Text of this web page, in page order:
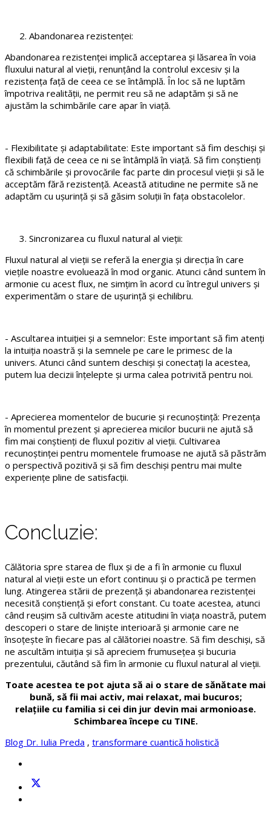
Abandonarea rezistenței:
Abandonarea rezistenței implică acceptarea și lăsarea în voia
fluxului natural al vieții, renunțând la controlul excesiv și la
rezistența față de ceea ce se întâmplă. În loc să ne luptăm
împotriva realității, ne permit reu să ne adaptăm și să ne
ajustăm la schimbările care apar în viață.
- Flexibilitate și adaptabilitate: Este important să fim deschiși și
flexibili față de ceea ce ni se întâmplă în viață. Să fim conștienți
că schimbările și provocările fac parte din procesul vieții și să le
acceptăm fără rezistență. Această atitudine ne permite să ne
adaptăm cu ușurință și să găsim soluții în fața obstacolelor.
Sincronizarea cu fluxul natural al vieții:
Fluxul natural al vieții se referă la energia și direcția în care
viețile noastre evoluează în mod organic. Atunci când suntem în
armonie cu acest flux, ne simțim în acord cu întregul univers și
experimentăm o stare de ușurință și echilibru.
- Ascultarea intuiției și a semnelor: Este important să fim atenți
la intuiția noastră și la semnele pe care le primesc de la
univers. Atunci când suntem deschiși și conectați la acestea,
putem lua decizii înțelepte și urma calea potrivită pentru noi.
- Aprecierea momentelor de bucurie și recunoștință: Prezența
în momentul prezent și aprecierea micilor bucurii ne ajută să
fim mai conștienți de fluxul pozitiv al vieții. Cultivarea
recunoștinței pentru momentele frumoase ne ajută să păstrăm
o perspectivă pozitivă și să fim deschiși pentru mai multe
experiențe pline de satisfacții.
Concluzie:
Călătoria spre starea de flux și de a fi în armonie cu fluxul
natural al vieții este un efort continuu și o practică pe termen
lung. Atingerea stării de prezență și abandonarea rezistenței
necesită conștiență și efort constant. Cu toate acestea, atunci
când reușim să cultivăm aceste atitudini în viața noastră, putem
descoperi o stare de liniște interioară și armonie care ne
însoțește în fiecare pas al călătoriei noastre. Să fim deschiși, să
ne ascultăm intuiția și să apreciem frumusețea și bucuria
prezentului, căutând să fim în armonie cu fluxul natural al vieții.
Toate acestea te pot ajuta să ai o stare de sănătate mai
bună, să fii mai activ, mai relaxat, mai bucuros;
relațiile cu familia si cei din jur devin mai armonioase.
Schimbarea începe cu TINE.
Blog Dr. Iulia Preda , transformare cuantică holistică